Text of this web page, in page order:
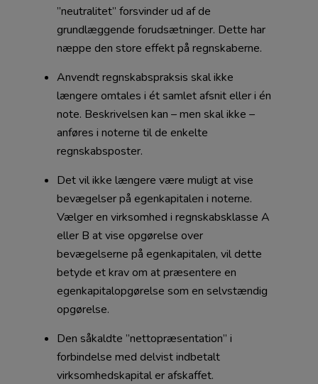
”neutralitet” forsvinder ud af de
grundlæggende forudsætninger. Dette har
næppe den store effekt på regnskaberne.
Anvendt regnskabspraksis skal ikke
længere omtales i ét samlet afsnit eller i én
note. Beskrivelsen kan – men skal ikke –
anføres i noterne til de enkelte
regnskabsposter.
Det vil ikke længere være muligt at vise
bevægelser på egenkapitalen i noterne.
Vælger en virksomhed i regnskabsklasse A
eller B at vise opgørelse over
bevægelserne på egenkapitalen, vil dette
betyde et krav om at præsentere en
egenkapitalopgørelse som en selvstændig
opgørelse.
Den såkaldte ”nettopræsentation” i
forbindelse med delvist indbetalt
virksomhedskapital er afskaffet.